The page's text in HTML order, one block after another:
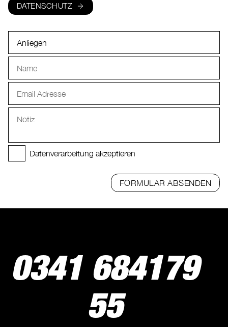
DATENSCHUTZ
Datenverarbeitung akzeptieren
FORMULAR ABSENDEN
0341 684179
55